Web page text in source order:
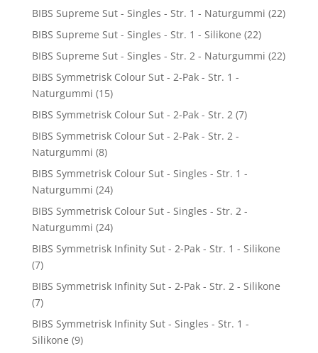
BIBS Supreme Sut - Singles - Str. 1 - Naturgummi (22)
BIBS Supreme Sut - Singles - Str. 1 - Silikone (22)
BIBS Supreme Sut - Singles - Str. 2 - Naturgummi (22)
BIBS Symmetrisk Colour Sut - 2-Pak - Str. 1 -
Naturgummi (15)
BIBS Symmetrisk Colour Sut - 2-Pak - Str. 2 (7)
BIBS Symmetrisk Colour Sut - 2-Pak - Str. 2 -
Naturgummi (8)
BIBS Symmetrisk Colour Sut - Singles - Str. 1 -
Naturgummi (24)
BIBS Symmetrisk Colour Sut - Singles - Str. 2 -
Naturgummi (24)
BIBS Symmetrisk Infinity Sut - 2-Pak - Str. 1 - Silikone
(7)
BIBS Symmetrisk Infinity Sut - 2-Pak - Str. 2 - Silikone
(7)
BIBS Symmetrisk Infinity Sut - Singles - Str. 1 -
Silikone (9)